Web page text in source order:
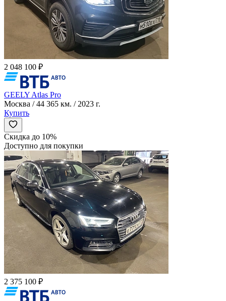
2 048 100 ₽
GEELY Atlas Pro
Москва / 44 365 км. / 2023 г.
Купить
Скидка до 10%
Доступно для покупки
2 375 100 ₽